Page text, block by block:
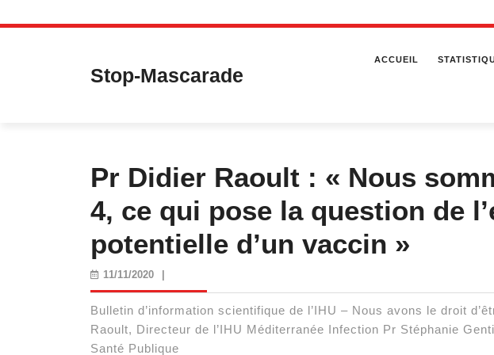
Skip
Stop-Mascarade
ACCUEIL
Pr Didier Raoult : « Nous
4, ce qui pose la question de
potentielle d’un vaccin »
11/11/202011/11/2020
Bulletin d’information scientifique de l’IHU – Nous avons le droit
Raoult, Directeur de l’IHU Méditerranée Infection Pr Stéphanie
Santé Publique